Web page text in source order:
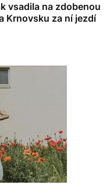
vsadila na zdobenou
Krnovsku za ní jezdí